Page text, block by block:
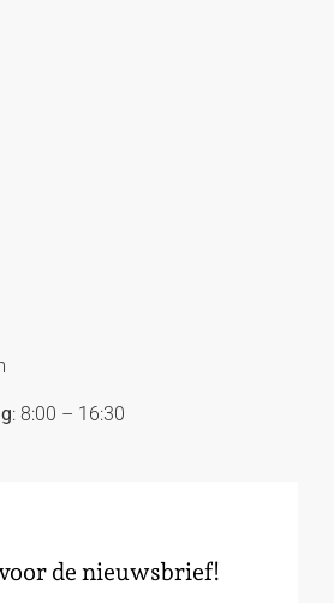
: 8:00 – 16:30
de nieuwsbrief!